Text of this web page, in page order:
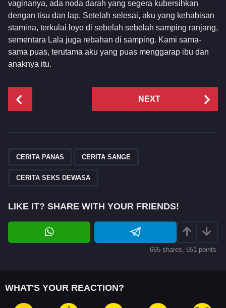
vaginanya, ada noda darah yang segera kubersihkan
dengan tisu dan lap. Setelah selesai, aku yang kehabisan
stamina, terkulai loyo di sebelah sebelah samping ranjang,
sementara Lala juga rebahan di samping. Kami sama-
sama puas, terutama aku yang puas menggarap ibu dan
anaknya itu.
a
t
i
NEXT
CERITA PANAS CERITA SANGE
CERITA SEKS DEWASA
LIKE IT? SHARE WITH YOUR FRIENDS!
665 shares, 551 points
WHAT'S YOUR REACTION?